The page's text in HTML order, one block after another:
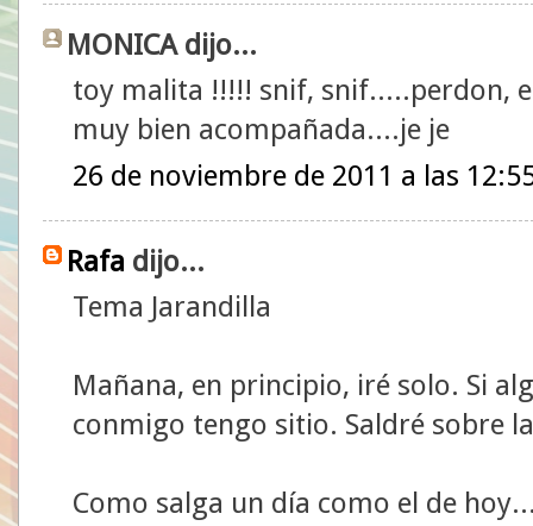
MONICA dijo...
toy malita !!!!! snif, snif.....perdon,
muy bien acompañada....je je
26 de noviembre de 2011 a las
Rafa dijo...
Tema Jarandilla
Mañana, en principio, iré solo. Si
conmigo tengo sitio. Saldré sobre
Como salga un día como el de